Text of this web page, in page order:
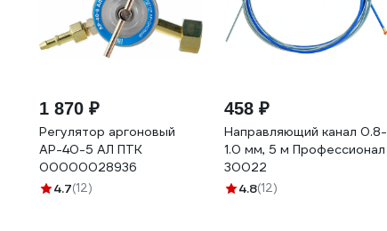
1 870 ₽
Регулятор аргоновый
АР-40-5 АЛ ПТК
00000028936
4.7(12)
458 ₽
Направляющий канал 0.8-
1.0 мм, 5 м Профессионал
30022
4.8(12)